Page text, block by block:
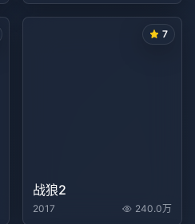
7
战狼2
2017 240.0万